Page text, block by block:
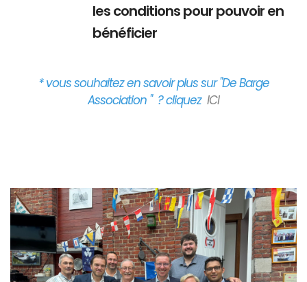
les conditions pour pouvoir en
bénéficier
* vous souhaitez en savoir plus sur "De Barge
Association " ? cliquez ICI
Branding
ARMCHAIR